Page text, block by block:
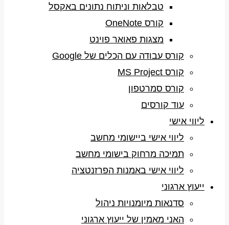
טבלאות וניתוח נתונים באקסל
קורס OneNote
מצגות פאואר פוינט
קורס עבודה עם הכלים של Google
קורס MS Project
קורס סמרטפון
עוד קורסים
ליווי אישי
ליווי אישי ביישומי מחשב
תמיכה מרחוק בישומי מחשב
ליווי אישי באמנות הפרזנטציה
ייעוץ ארגוני
סדנאות מיומנויות ניהול
האני מאמין של ייעוץ ארגוני